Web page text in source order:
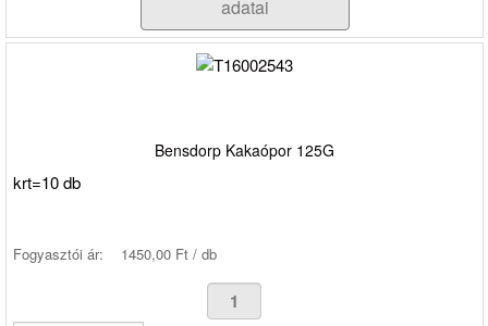
adatai
Bensdorp Kakaópor 125G
krt=10 db
Fogyasztói ár: 1450,00 Ft / db